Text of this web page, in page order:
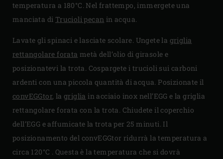
temperatura a 180°C. Nel frattempo, immergete una
manciata di Trucioli pecan in acqua.
Lavate gli spinaci e lasciate scolare. Ungete la griglia
rettangolare forata metà dell’olio di girasole e
posizionatevi la trota. Cospargete i trucioli sui carboni
ardenti con una piccola quantità di acqua. Posizionate il
convEGGtor, lagriglia in acciaio inox nell’EGG e la griglia
rettangolare forata con la trota. Chiudete il coperchio
dell’EGG e affumicate la trota per 25 minuti. Il
posizionamento del convEGGtor ridurrà la temperatura a
circa 120°C . Questa è la temperatura che si dovrà